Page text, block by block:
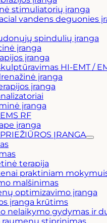
stimuliatorių įranga
vandens deguonies
spindulių įranga
įranga
įranga
HI-EMT /
įranga
įranga
įranga
RF
įranga
ĮRANGA
terapija
praktiniam
malšinimas
optimizavimo įranga
įranga krūtims
nelaikymo gydymas ir
stiprinimas